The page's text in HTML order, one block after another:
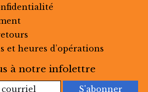
et heures d’opérations
à notre infolettre
S'abonner